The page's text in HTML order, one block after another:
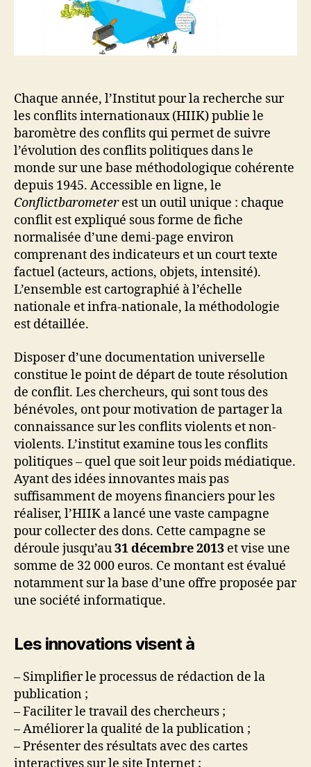
polémologie
Chaque année, l’Institut pour la recherche sur
les conflits internationaux (HIIK) publie le
baromètre des conflits qui permet de suivre
l’évolution des conflits politiques dans le
monde sur une base méthodologique cohérente
depuis 1945. Accessible en ligne, le
Conflictbarometerest un outil unique : chaque
conflit est expliqué sous forme de fiche
normalisée d’une demi-page environ
comprenant des indicateurs et un court texte
factuel (acteurs, actions, objets, intensité).
L’ensemble est cartographié à l’échelle
nationale et infra-nationale, la méthodologie
est détaillée.
Disposer d’une documentation universelle
constitue le point de départ de toute résolution
de conflit. Les chercheurs, qui sont tous des
bénévoles, ont pour motivation de partager la
connaissance sur les conflits violents et non-
violents. L’institut examine tous les conflits
politiques – quel que soit leur poids médiatique.
Ayant des idées innovantes mais pas
suffisamment de moyens financiers pour les
réaliser, l’HIIK a lancé une vaste campagne
pour collecter des dons. Cette campagne se
déroule jusqu’au31 décembre 2013 et vise une
somme de 32 000 euros. Ce montant est évalué
notamment sur la base d’une offre proposée par
une société informatique.
Les innovations visent à
– Simplifier le processus de rédaction de la
publication ;
– Faciliter le travail des chercheurs ;
– Améliorer la qualité de la publication ;
– Présenter des résultats avec des cartes
interactives sur le site Internet ;